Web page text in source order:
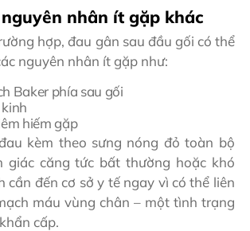
nhân ít gặp khác
hợp, đau gân sau đầu gối có thể
nguyên nhân ít gặp như:
Baker phía sau gối
hiếm gặp
kèm theo sưng nóng đỏ toàn bộ
giác căng tức bất thường hoặc khó
cần đến cơ sở y tế ngay vì có thể liên
máu vùng chân – một tình trạng
cấp.